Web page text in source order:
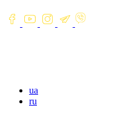
ua
ru